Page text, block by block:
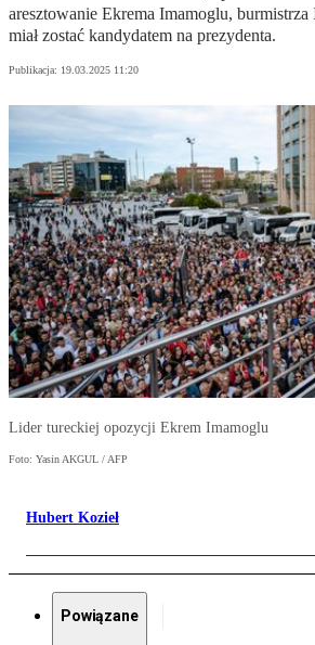
aresztowanie Ekrema Imamoglu, burmistrza
miał zostać kandydatem na prezydenta.
Publikacja: 19.03.2025 11:20
Lider tureckiej opozycji Ekrem Imamoglu
Foto: Yasin AKGUL / AFP
Hubert Kozieł
Powiązane